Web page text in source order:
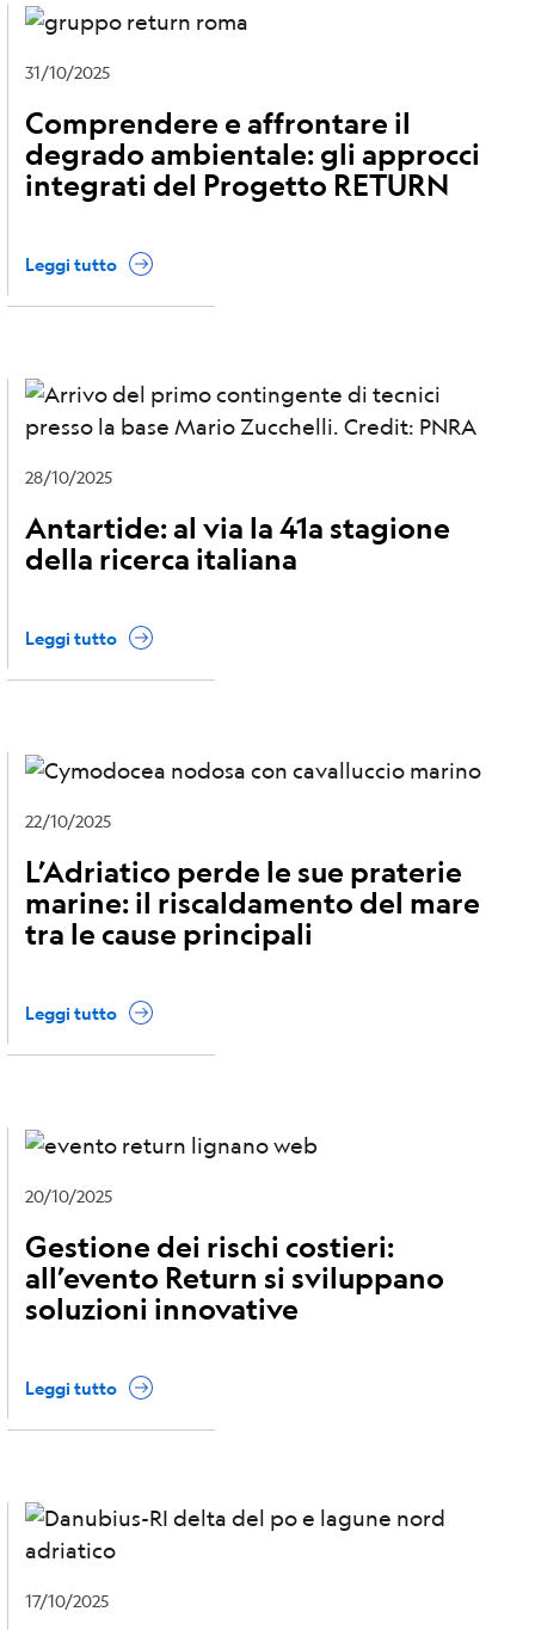
31/10/2025
Comprendere e affrontare il
degrado ambientale: gli approcci
integrati del Progetto RETURN
Leggi tutto
28/10/2025
Antartide: al via la 41a stagione
della ricerca italiana
Leggi tutto
22/10/2025
L’Adriatico perde le sue praterie
marine: il riscaldamento del mare
tra le cause principali
Leggi tutto
20/10/2025
Gestione dei rischi costieri:
all’evento Return si sviluppano
soluzioni innovative
Leggi tutto
17/10/2025